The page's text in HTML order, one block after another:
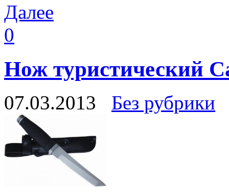
Далее
0
Нож туристический
07.03.2013 Без рубрики